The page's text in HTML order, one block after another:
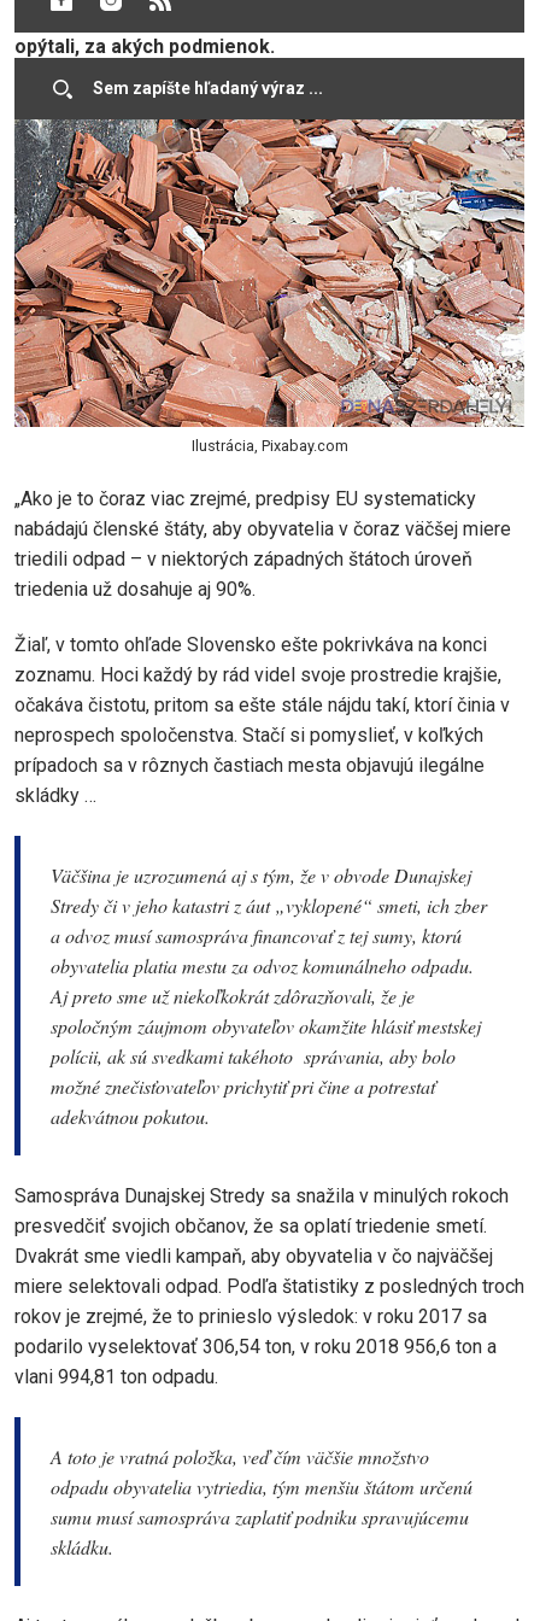
dvore. Primátora mesta sme sa tentoraz okrem iného
opýtali, za akých podmienok.
Ilustrácia, Pixabay.com
„Ako je to čoraz viac zrejmé, predpisy EU systematicky
nabádajú členské štáty, aby obyvatelia v čoraz väčšej miere
triedili odpad – v niektorých západných štátoch úroveň
triedenia už dosahuje aj 90%.
Žiaľ, v tomto ohľade Slovensko ešte pokrivkáva na konci
zoznamu. Hoci každý by rád videl svoje prostredie krajšie,
očakáva čistotu, pritom sa ešte stále nájdu takí, ktorí činia v
neprospech spoločenstva. Stačí si pomyslieť, v koľkých
prípadoch sa v rôznych častiach mesta objavujú ilegálne
skládky …
Väčšina je uzrozumená aj s tým, že v obvode Dunajskej
Stredy či v jeho katastri z áut „vyklopené“ smeti, ich zber
a odvoz musí samospráva financovať z tej sumy, ktorú
obyvatelia platia mestu za odvoz komunálneho odpadu.
Aj preto sme už niekoľkokrát zdôrazňovali, že je
spoločným záujmom obyvateľov okamžite hlásiť mestskej
polícii, ak sú svedkami takéhoto správania, aby bolo
možné znečisťovateľov prichytiť pri čine a potrestať
adekvátnou pokutou.
Samospráva Dunajskej Stredy sa snažila v minulých rokoch
presvedčiť svojich občanov, že sa oplatí triedenie smetí.
Dvakrát sme viedli kampaň, aby obyvatelia v čo najväčšej
miere selektovali odpad. Podľa štatistiky z posledných troch
rokov je zrejmé, že to prinieslo výsledok: v roku 2017 sa
podarilo vyselektovať 306,54 ton, v roku 2018 956,6 ton a
vlani 994,81 ton odpadu.
A toto je vratná položka, veď čím väčšie množstvo
odpadu obyvatelia vytriedia, tým menšiu štátom určenú
sumu musí samospráva zaplatiť podniku spravujúcemu
skládku.